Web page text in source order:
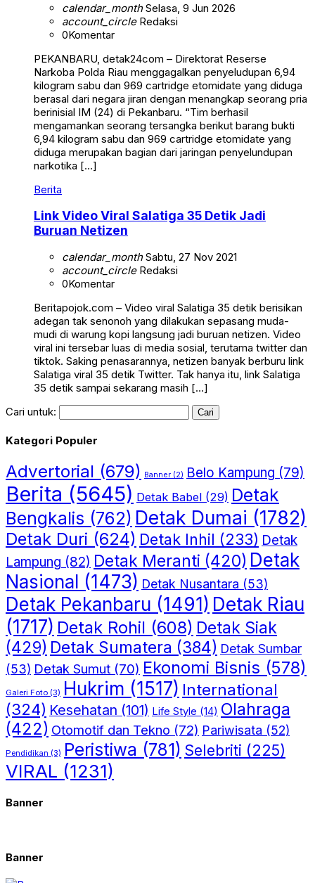
calendar_monthSelasa, 9 Jun 2026
account_circleRedaksi
0Komentar
PEKANBARU, detak24com – Direktorat Reserse
Narkoba Polda Riau menggagalkan penyeludupan 6,94
kilogram sabu dan 969 cartridge etomidate yang diduga
berasal dari negara jiran dengan menangkap seorang pria
berinisial IM (24) di Pekanbaru. “Tim berhasil
mengamankan seorang tersangka berikut barang bukti
6,94 kilogram sabu dan 969 cartridge etomidate yang
diduga merupakan bagian dari jaringan penyelundupan
narkotika […]
Berita
Link Video Viral Salatiga 35 Detik Jadi
Buruan Netizen
calendar_monthSabtu, 27 Nov 2021
account_circleRedaksi
0Komentar
Beritapojok.com – Video viral Salatiga 35 detik berisikan
adegan tak senonoh yang dilakukan sepasang muda-
mudi di warung kopi langsung jadi buruan netizen. Video
viral ini tersebar luas di media sosial, terutama twitter dan
tiktok. Saking penasarannya, netizen banyak berburu link
Salatiga viral 35 detik Twitter. Tak hanya itu, link Salatiga
35 detik sampai sekarang masih […]
Cari untuk:
Kategori Populer
Advertorial (679) Banner (2) Belo Kampung (79)
Berita (5645) Detak Babel (29) Detak
Bengkalis (762) Detak Dumai (1782)
Detak Duri (624) Detak Inhil (233) Detak
Lampung (82) Detak Meranti (420) Detak
Nasional (1473) Detak Nusantara (53)
Detak Pekanbaru (1491) Detak Riau
(1717) Detak Rohil (608) Detak Siak
(429) Detak Sumatera (384) Detak Sumbar
(53) Detak Sumut (70) Ekonomi Bisnis (578)
Galeri Foto (3) Hukrim (1517) International
(324) Kesehatan (101) Life Style (14) Olahraga
(422) Otomotif dan Tekno (72) Pariwisata (52)
Pendidikan (3) Peristiwa (781) Selebriti (225)
VIRAL (1231)
Banner
Banner